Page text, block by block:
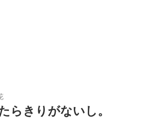
らきりがないし。